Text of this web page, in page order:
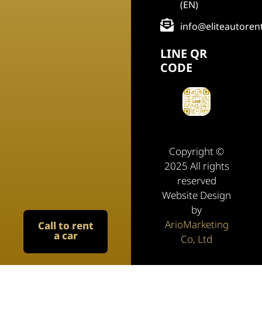
Call to rent
a car
(EN)
LINE QR
CODE
Copyright ©
2025 All rights
reserved
Website Design
by
ArioMarketing
Co, Ltd